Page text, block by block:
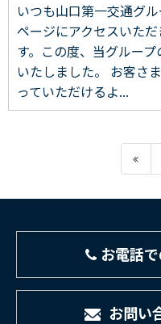
いつも山口第一交通グ
ページにアクセスいた
す。この度、当グルー
いたしました。 お客さ
っていただけるよ...
お電話
お問い